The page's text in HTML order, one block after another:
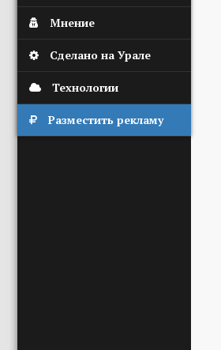
Мнение
Сделано на Урале
Технологии
Разместить рекламу